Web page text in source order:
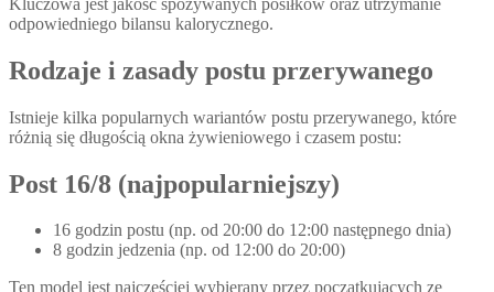
odpowiedniego bilansu kalorycznego.
Rodzaje i zasady postu przerywanego
Istnieje kilka popularnych wariantów postu przerywanego, które
różnią się długością okna żywieniowego i czasem postu:
Post 16/8 (najpopularniejszy)
16 godzin postu (np. od 20:00 do 12:00 następnego dnia)
8 godzin jedzenia (np. od 12:00 do 20:00)
Ten model jest najczęściej wybierany przez początkujących ze